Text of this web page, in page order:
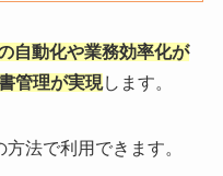
自動化や業務効率化が
管理が実現します。
法で利用できます。